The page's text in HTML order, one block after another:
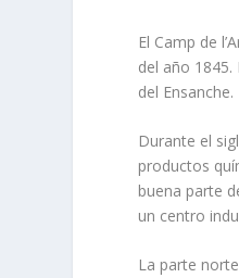
El Camp de
del año
del Ensanche.
Durante el
productos
buena parte
un centro
La parte